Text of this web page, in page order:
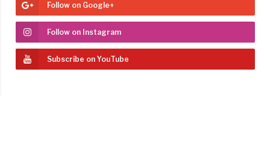
Follow on Google+
Follow on Instagram
Subscribe on YouTube